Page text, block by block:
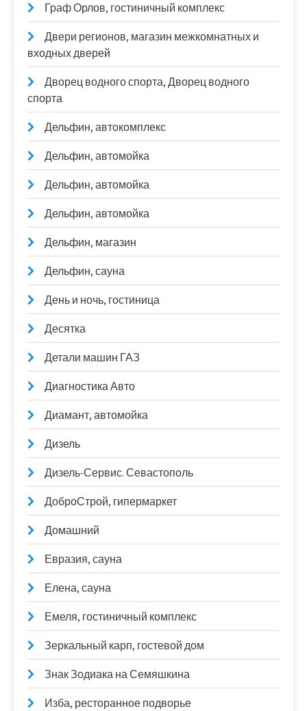
Граф Орлов, гостиничный комплекс
Двери регионов, магазин межкомнатных и
входных дверей
Дворец водного спорта, Дворец водного
спорта
Дельфин, автокомплекс
Дельфин, автомойка
Дельфин, автомойка
Дельфин, автомойка
Дельфин, магазин
Дельфин, сауна
День и ночь, гостиница
Десятка
Детали машин ГАЗ
Диагностика Авто
Диамант, автомойка
Дизель
Дизель-Сервис. Севастополь
ДоброСтрой, гипермаркет
Домашний
Евразия, сауна
Елена, сауна
Емеля, гостиничный комплекс
Зеркальный карп, гостевой дом
Знак Зодиака на Семяшкина
Изба, ресторанное подворье